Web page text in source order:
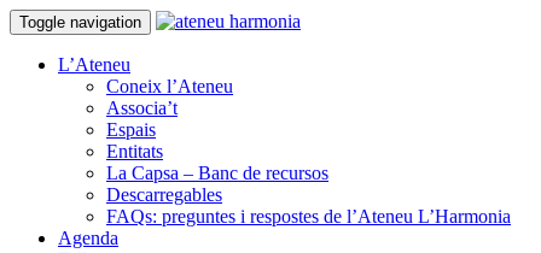
Toggle navigation
L’Ateneu
Coneix l’Ateneu
Associa’t
Espais
Entitats
La Capsa – Banc de recursos
Descarregables
FAQs: preguntes i respostes de l’Ateneu L’Harmonia
Agenda